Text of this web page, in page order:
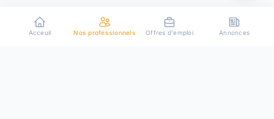
Acceuil Nos professionnels Offres d'emploi Annonces